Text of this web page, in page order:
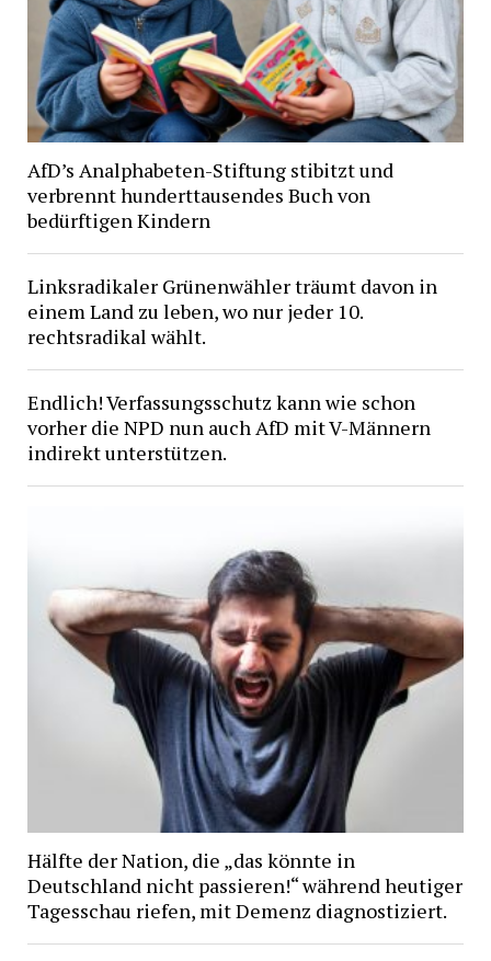
AfD’s Analphabeten-Stiftung stibitzt und
verbrennt hunderttausendes Buch von
bedürftigen Kindern
Linksradikaler Grünenwähler träumt davon in
einem Land zu leben, wo nur jeder 10.
rechtsradikal wählt.
Endlich! Verfassungsschutz kann wie schon
vorher die NPD nun auch AfD mit V-Männern
indirekt unterstützen.
Hälfte der Nation, die „das könnte in
Deutschland nicht passieren!“ während heutiger
Tagesschau riefen, mit Demenz diagnostiziert.